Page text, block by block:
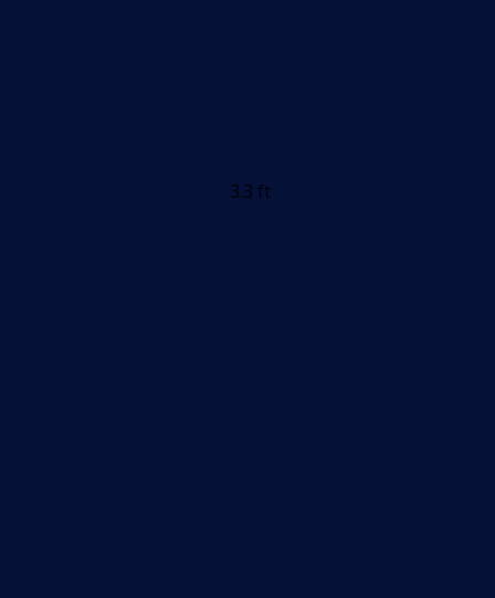
3.3 ft